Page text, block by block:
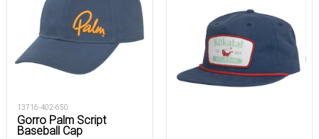
13716-402-650
Gorro Palm Script
Baseball Cap